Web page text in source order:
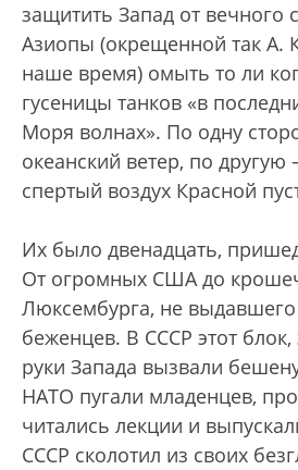
защитить Запад от вечного
Азиопы (окрещенной так А.
наше время) омыть то ли
гусеницы танков «в
Моря волнах». По одну
океанский ветер, по
спертый воздух Красной
Их было двенадцать,
От огромных США до
Люксембурга, не выдавшего
беженцев. В СССР этот
руки Запада вызвали
НАТО пугали младенцев,
читались лекции и
СССР сколотил из своих